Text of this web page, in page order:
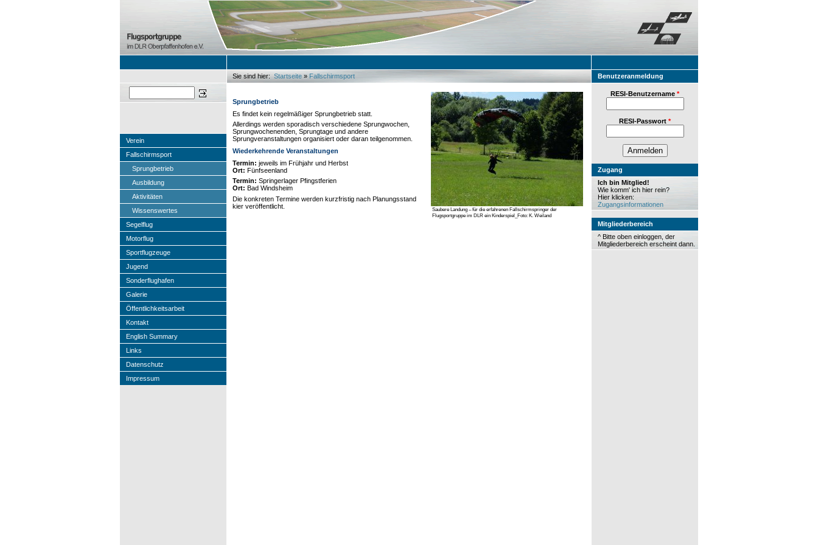
Verein
Fallschirmsport
Sprungbetrieb
Ausbildung
Aktivitäten
Wissenswertes
Segelflug
Motorflug
Sportflugzeuge
Jugend
Sonderflughafen
Galerie
Öffentlichkeitsarbeit
Kontakt
English Summary
Links
Datenschutz
Impressum
Sie sind hier:
Sie sind hier
Startseite» Fallschirmsport
Saubere Landung – für die erfahrenen Fallschirmspringer der
Flugsportgruppe im DLR ein Kinderspiel_Foto: K. Weiland
Sprungbetrieb
Es findet kein regelmäßiger Sprungbetrieb statt.
Allerdings werden sporadisch verschiedene Sprungwochen,
Sprungwochenenden, Sprungtage und andere
Sprungveranstaltungen organisiert oder daran teilgenommen.
Wiederkehrende Veranstaltungen
Termin: jeweils im Frühjahr und Herbst
Ort: Fünfseenland
Termin: Springerlager Pfingstferien
Ort: Bad Windsheim
Die konkreten Termine werden kurzfristig nach Planungsstand
kier veröffentlicht.
Benutzeranmeldung
RESI-Benutzername *
RESI-Passwort *
Zugang
Ich bin Mitglied!
Wie komm' ich hier rein?
Hier klicken:
Zugangsinformationen
Mitgliederbereich
^ Bitte oben einloggen, der
Mitgliederbereich erscheint dann.